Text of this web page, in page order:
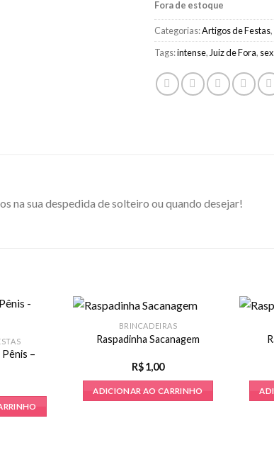
Fora de estoque
Categorias:Artigos de Festas,
Tags:intense,Juiz de Fora,
na sua despedida de solteiro ou quando desejar!
–
BRINCADEIRAS
Raspadinha Sacanagem
R$ 1,00
ADICIONAR AO CARRINHO